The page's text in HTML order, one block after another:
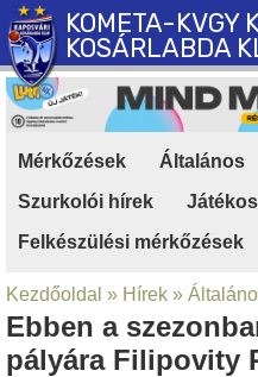
KOMETA-KVGY
KOSÁRLABDA
Mérkőzések Általános
Szurkolói hírek
Felkészülési mérkőzések
Kezdőoldal » Hírek »
Ebben a
pályára Filipovity